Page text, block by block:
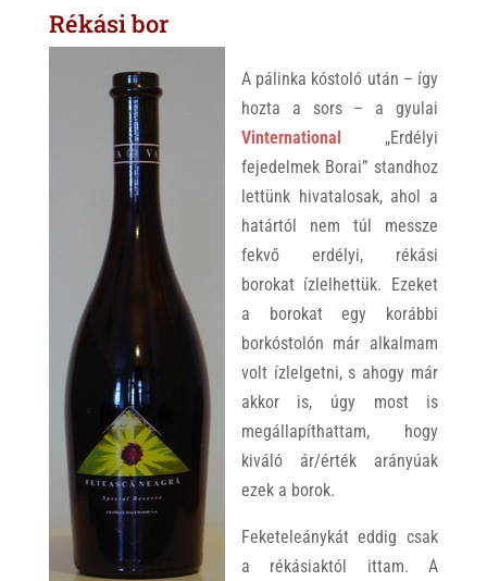
Rékási bor
A pálinka kóstoló után – így
hozta a sors – a gyulai
Vinternational „Erdélyi
fejedelmek Borai” standhoz
lettünk hivatalosak, ahol a
határtól nem túl messze
fekvő erdélyi, rékási
borokat ízlelhettük. Ezeket
a borokat egy korábbi
borkóstolón már alkalmam
volt ízlelgetni, s ahogy már
akkor is, úgy most is
megállapíthattam, hogy
kiváló ár/érték arányúak
ezek a borok.
Feketeleánykát eddig csak
a rékásiaktól ittam. A